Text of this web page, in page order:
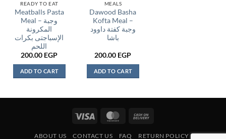
READY TO EAT
Meatballs Pasta
Meal – وجبة
المكرونة
الإسباجتى بكرات
اللحم
200.00 EGP
ADD TO CART
MEALS
Dawood Basha
Kofta Meal –
وجبة كفتة داوود
باشا
200.00 EGP
ADD TO CART
Visa MasterCard
ABOUT US CONTACT US FAQ RETURN POLICY